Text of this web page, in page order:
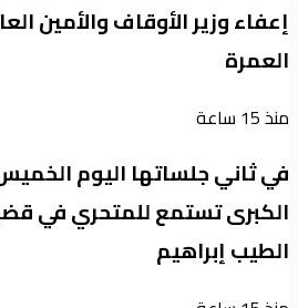
إعفاء وزير الأوقاف والأمين
العمرة
منذ 15 ساعة
في ثاني جلساتها اليوم
الكبرى تستمع للمتحري في
الطيب إبراهيم